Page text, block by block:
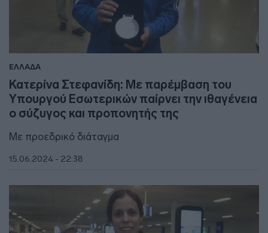
ΕΛΛΑΔΑ
Κατερίνα Στεφανίδη: Με παρέμβαση του
Υπουργού Εσωτερικών παίρνει την ιθαγένεια
ο σύζυγος και προπονητής της
Με προεδρικό διάταγμα
15.06.2024 - 22:38